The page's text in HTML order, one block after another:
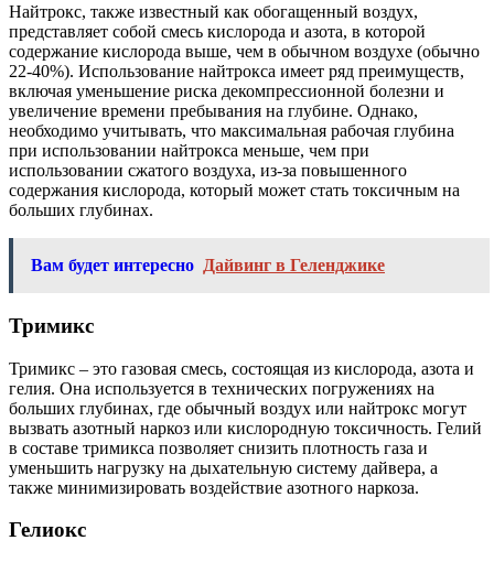
Найтрокс, также известный как обогащенный воздух,
представляет собой смесь кислорода и азота, в которой
содержание кислорода выше, чем в обычном воздухе (обычно
22-40%). Использование найтрокса имеет ряд преимуществ,
включая уменьшение риска декомпрессионной болезни и
увеличение времени пребывания на глубине. Однако,
необходимо учитывать, что максимальная рабочая глубина
при использовании найтрокса меньше, чем при
использовании сжатого воздуха, из-за повышенного
содержания кислорода, который может стать токсичным на
больших глубинах.
Вам будет интересно Дайвинг в Геленджике
Тримикс
Тримикс – это газовая смесь, состоящая из кислорода, азота и
гелия. Она используется в технических погружениях на
больших глубинах, где обычный воздух или найтрокс могут
вызвать азотный наркоз или кислородную токсичность. Гелий
в составе тримикса позволяет снизить плотность газа и
уменьшить нагрузку на дыхательную систему дайвера, а
также минимизировать воздействие азотного наркоза.
Гелиокс